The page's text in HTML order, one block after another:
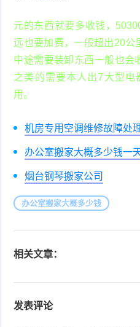
元的东西就要多收钱，
远也要加费，一般超出20公
中途需要装卸东西一般也会
之类的需要本人出7大型电
用。
机房专用空调维修故障处
办公室搬家大概多少钱一
烟台钢琴搬家公司
办公室搬家大概多少钱
相关文章：
发表评论